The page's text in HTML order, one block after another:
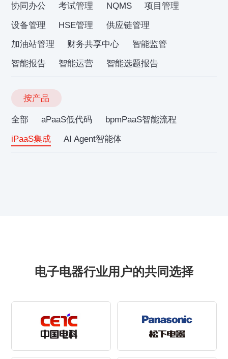
协同办公
考试管理 NQMS
项目管理
设备管理
HSE管理
供应链管理
加油站管理
财务共享中心
智能监管
智能报告
智能运营 智能选题报告
按产品
全部 aPaaS低代码
bpmPaaS智能流程
iPaaS集成
AI Agent智能体
电子电器行业用户的共同选择